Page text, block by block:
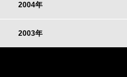
2004年
2003年